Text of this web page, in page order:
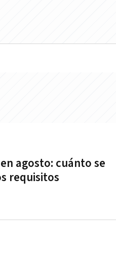
agosto: cuánto se
requisitos